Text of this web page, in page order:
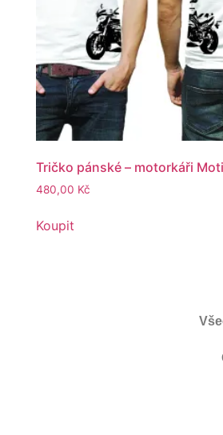
Tričko pánské – motorkáři
480,00 Kč
Koupit